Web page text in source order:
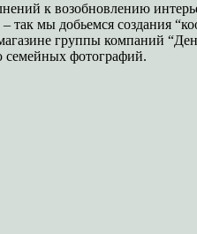
к возобновлению
так мы добьемся создания
группы компаний
семейных фотографий.